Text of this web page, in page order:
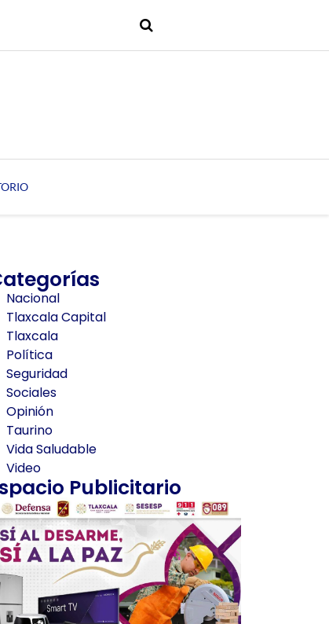
Nacional
Tlaxcala Capital
Tlaxcala
Política
Seguridad
Sociales
Opinión
Taurino
Vida Saludable
Video
Publicitario